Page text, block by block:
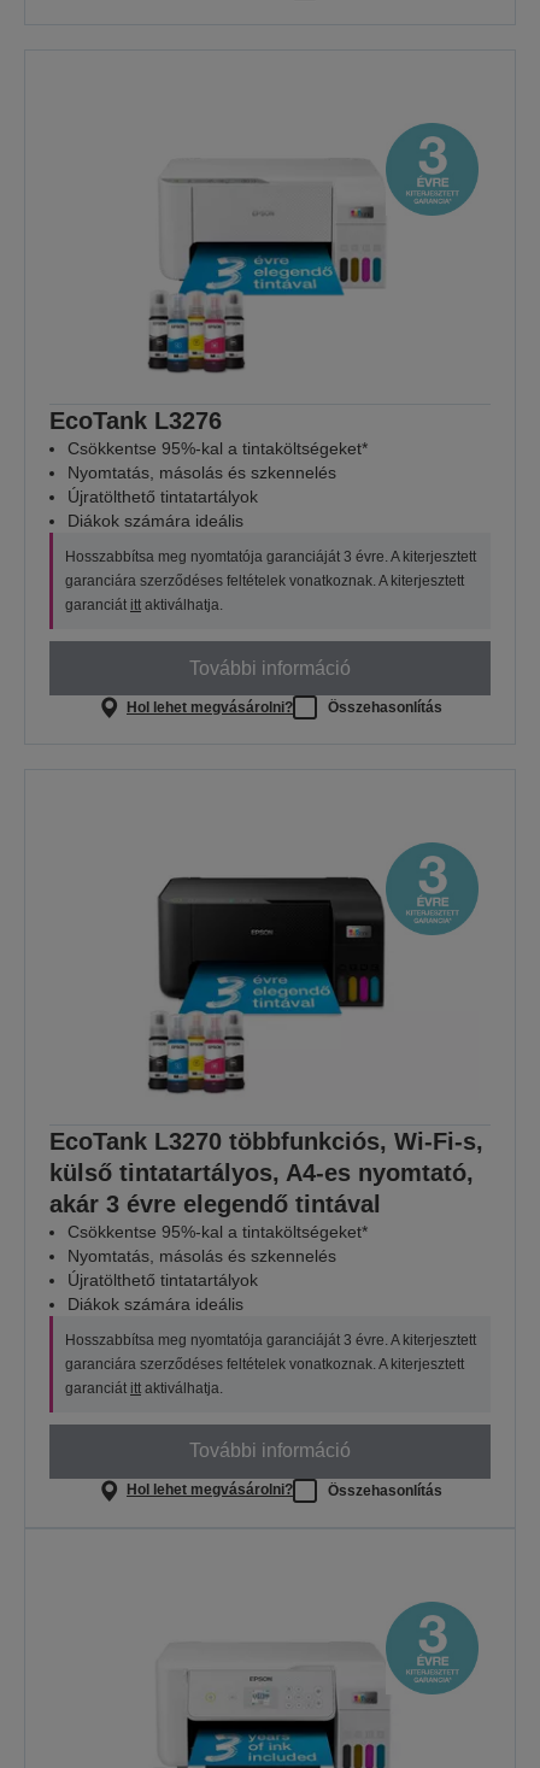
EcoTank L3276
Csökkentse 95%-kal a tintaköltségeket*
Nyomtatás, másolás és szkennelés
Újratölthető tintatartályok
Diákok számára ideális
Hosszabbítsa meg nyomtatója garanciáját 3 évre. A kiterjesztett
garanciára szerződéses feltételek vonatkoznak. A kiterjesztett
garanciát itt aktiválhatja.
További információ
Hol lehet megvásárolni? Összehasonlítás
EcoTank L3270 többfunkciós, Wi-Fi-s,
külső tintatartályos, A4-es nyomtató,
akár 3 évre elegendő tintával
Csökkentse 95%-kal a tintaköltségeket*
Nyomtatás, másolás és szkennelés
Újratölthető tintatartályok
Diákok számára ideális
Hosszabbítsa meg nyomtatója garanciáját 3 évre. A kiterjesztett
garanciára szerződéses feltételek vonatkoznak. A kiterjesztett
garanciát itt aktiválhatja.
További információ
Hol lehet megvásárolni? Összehasonlítás